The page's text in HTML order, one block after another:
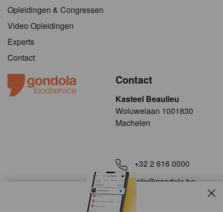
Opleidingen & Congressen
Video Opleidingen
Experts
Contact
Contact
Kasteel Beaulieu
​​​Woluwelaan 1001830
Machelen
+32 2 616 0000
info@gondola.be